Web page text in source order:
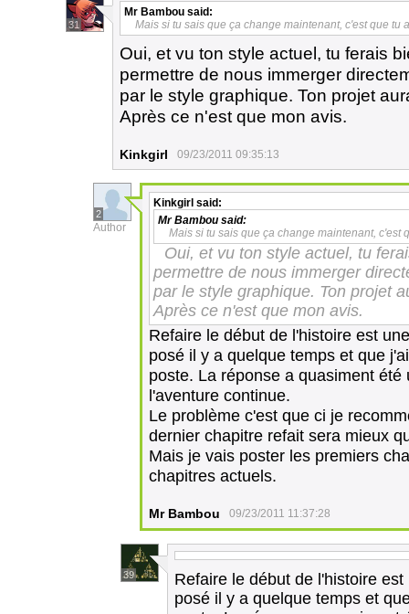
31
Mr Bambou said:
Mais si tu sais que ça change maintenant, c'est que tu
Oui, et vu ton style actuel, tu ferais
permettre de nous immerger
par le style graphique. Ton projet
Après ce n'est que mon avis.
Kinkgirl 09/23/2011 09:35:13
2
Author
Kinkgirl said:
Mr Bambou said:
Mais si tu sais que ça change maintenant, c'est
Oui, et vu ton style actuel, tu
permettre de nous immerger
par le style graphique. Ton projet
Après ce n'est que mon avis.
Refaire le début de l'histoire est
posé il y a quelque temps et que
poste. La réponse a quasiment
l'aventure continue.
Le problème c'est que ci je
dernier chapitre refait sera mieux
Mais je vais poster les premiers
chapitres actuels.
Mr Bambou 09/23/2011 11:37:28
39
Refaire le début de l'histoire
posé il y a quelque temps et